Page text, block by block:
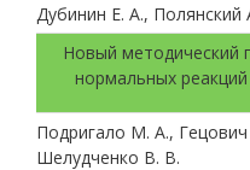
Дубинин Е. А., Полянский
Новый методический
нормальных
Подригало М. А.,
Шелудченко В. В.